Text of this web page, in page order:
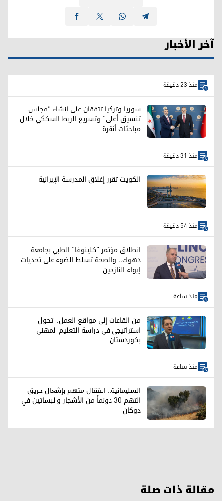
آخر الأخبار
منذ 23 دقيقة
سوريا وتركيا تتفقان على إنشاء "مجلس
تنسيق أعلى" وتسريع الربط السككي خلال
مباحثات أنقرة
منذ 31 دقيقة
الكويت تقرر إغلاق المدرسة الإيرانية
منذ 54 دقيقة
انطلاق مؤتمر "كلينوفا" الطبي بجامعة
دهوك.. والصحة تسلط الضوء على تحديات
إيواء النازحين
منذ ساعة
من القاعات إلى مواقع العمل.. تحول
استراتيجي في دراسة التعليم المهني
بكوردستان
منذ ساعة
السليمانية.. اعتقال متهم بإشعال حريق
التهم 30 دونماً من الأشجار والبساتين في
دوكان
مقالة ذات صلة